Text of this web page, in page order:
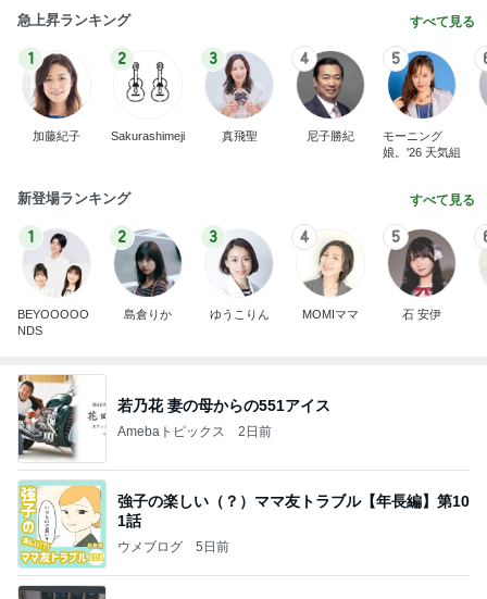
急上昇ランキング すべて見る
1
加藤紀子
2
Sakurashimeji
3
真飛聖
4
尼子勝紀
5
モーニング
娘。'26 天気組
新登場ランキング すべて見る
1
BEYOOOOO
NDS
2
島倉りか
3
ゆうこりん
4
MOMIママ
5
石 安伊
若乃花 妻の母からの551アイス
Amebaトピックス 2日前
強子の楽しい（？）ママ友トラブル【年長編】第10
1話
ウメブログ 5日前